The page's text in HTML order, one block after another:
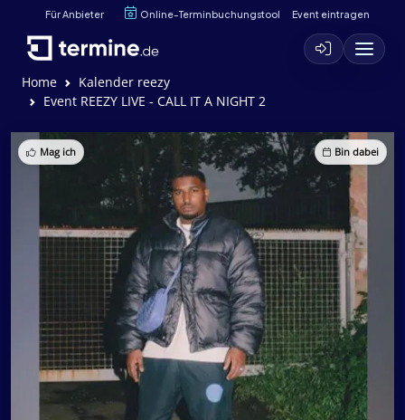
Für Anbieter Online-Terminbuchungstool Event eintragen
Home
Kalender reezy
Event REEZY LIVE - CALL IT A NIGHT 2
Mag ich Bin dabei